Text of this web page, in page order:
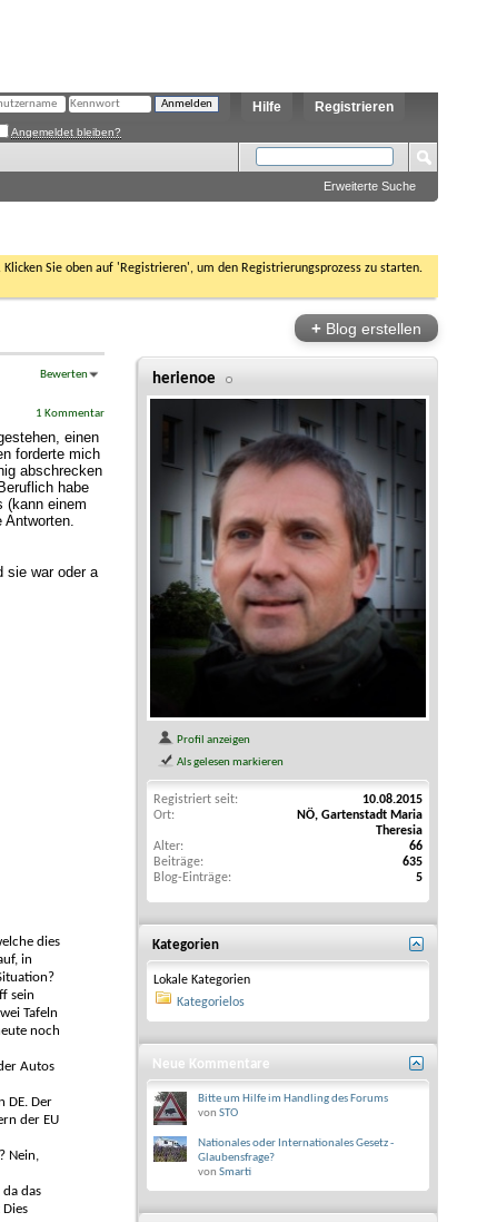
Registrieren
Hilfe
Angemeldet bleiben?
Erweiterte Suche
Klicken Sie oben auf 'Registrieren', um den Registrierungsprozess zu starten.
Bewerten
1 Kommentar
einen
forderte mich
abschrecken
habe
(kann einem
Antworten.
sie war oder a
dies
in
sein
Tafeln
noch
Autos
DE. Der
der EU
Nein,
das
+ Blog erstellen
herienoe
Profil anzeigen
Als gelesen markieren
Registriert seit
10.08.2015
Ort
NÖ, Gartenstadt Maria
Theresia
Alter
66
Beiträge
635
Blog-Einträge
5
Kategorien
Lokale Kategorien
Kategorielos
Neue Kommentare
Bitte um Hilfe im Handling des Forums
von STO
Nationales oder Internationales Gesetz -
Glaubensfrage?
von Smarti